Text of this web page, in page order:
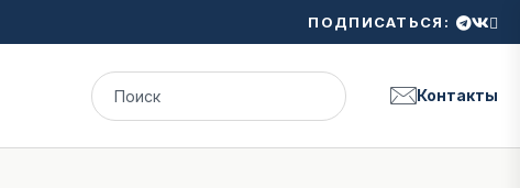
ПОДПИСАТЬСЯ:
Контакты